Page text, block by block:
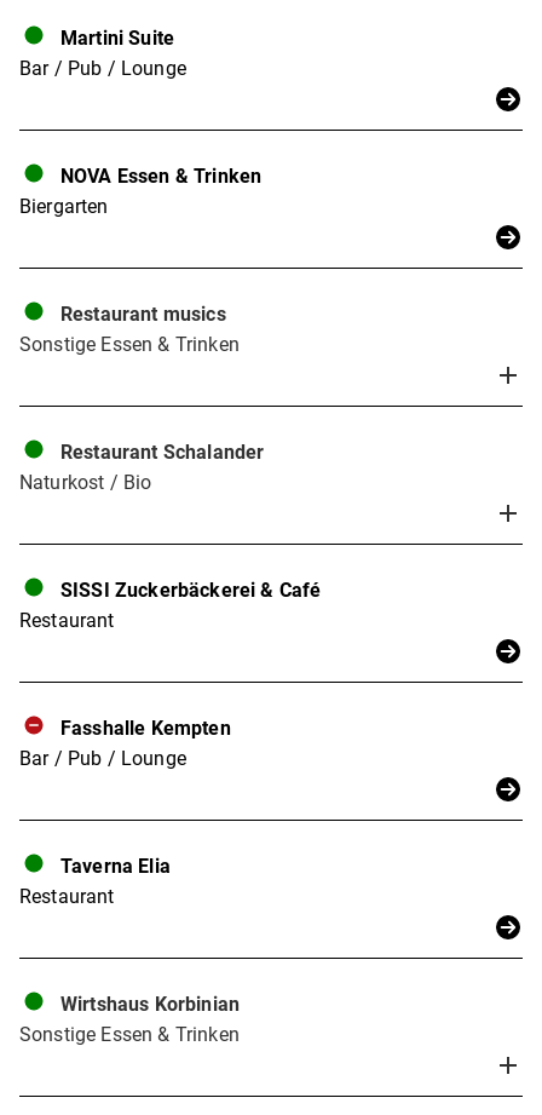
Martini Suite
Bar / Pub / Lounge
NOVA Essen & Trinken
Biergarten
Restaurant musics
Sonstige Essen & Trinken
Restaurant Schalander
Naturkost / Bio
SISSI Zuckerbäckerei & Café
Restaurant
Fasshalle Kempten
Bar / Pub / Lounge
Taverna Elia
Restaurant
Wirtshaus Korbinian
Sonstige Essen & Trinken